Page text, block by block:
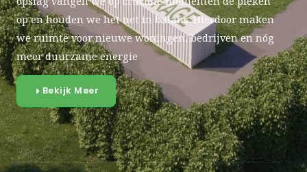
op en houden we het net in balans. Hierdoor maken
we ruimte voor nieuwe woningen, bedrijven en nóg
meer duurzame energie
Bekijk Meer